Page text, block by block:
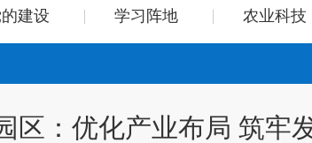
建设 学习阵地 农业科技
区：优化产业布局 筑牢